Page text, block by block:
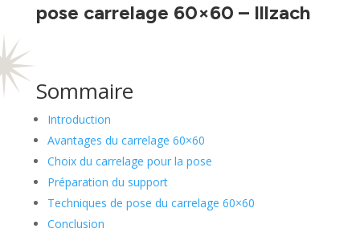
pose carrelage 60×60 – Illzach
Sommaire
Introduction
Avantages du carrelage 60×60
Choix du carrelage pour la pose
Préparation du support
Techniques de pose du carrelage 60×60
Conclusion